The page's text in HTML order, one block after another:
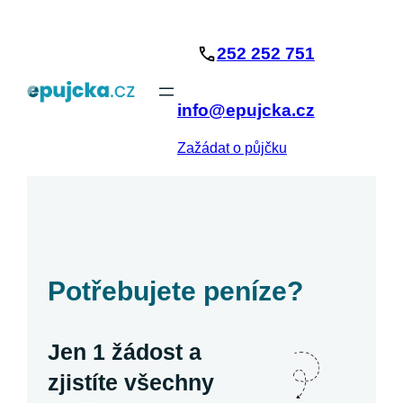
252 252 751
info@epujcka.cz
Zažádat o půjčku
Potřebujete peníze?
Jen 1 žádost a
zjistíte všechny